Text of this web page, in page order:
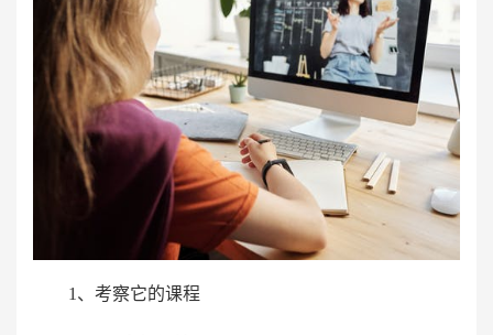
1、考察它的课程